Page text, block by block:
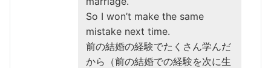
So I won’t make the same
mistake next time.
前の結婚の経験でたくさん学んだ
から（前の結婚での経験を次に生